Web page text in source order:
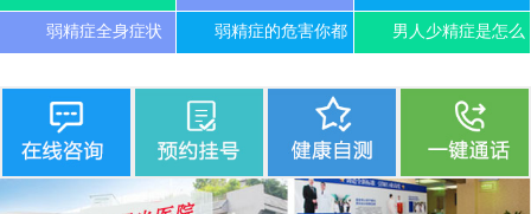
弱精症全身症状 弱精症的危害你都 男人少精症是怎么